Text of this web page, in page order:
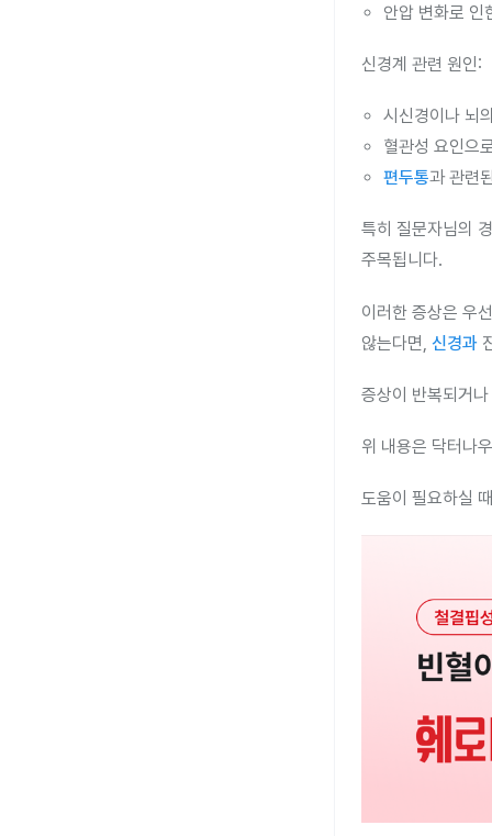
안압 변화로 인
신경계 관련 원인:
시신경이나 뇌
혈관성 요인으
편두통과 관련
특히 질문자님의
주목됩니다.
이러한 증상은 우
않는다면, 신경과
증상이 반복되거
위 내용은 닥터나
도움이 필요하실